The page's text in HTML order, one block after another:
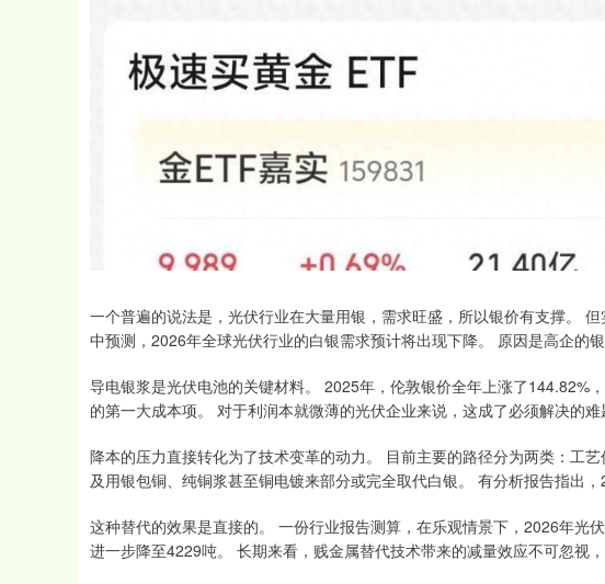
一个普遍的说法是，光伏行业在大量用银，需求旺盛，所以银价有支撑。
中预测，2026年全球光伏行业的白银需求预计将出现下降。 原因是高企的银
导电银浆是光伏电池的关键材料。 2025年，伦敦银价全年上涨了144.82%
的第一大成本项。 对于利润本就微薄的光伏企业来说，这成了必须解决的难
降本的压力直接转化为了技术变革的动力。 目前主要的路径分为两类：工
及用银包铜、纯铜浆甚至铜电镀来部分或完全取代白银。 有分析报告指出
这种替代的效果是直接的。 一份行业报告测算，在乐观情景下，2026年光
进一步降至4229吨。 长期来看，贱金属替代技术带来的减量效应不可忽视